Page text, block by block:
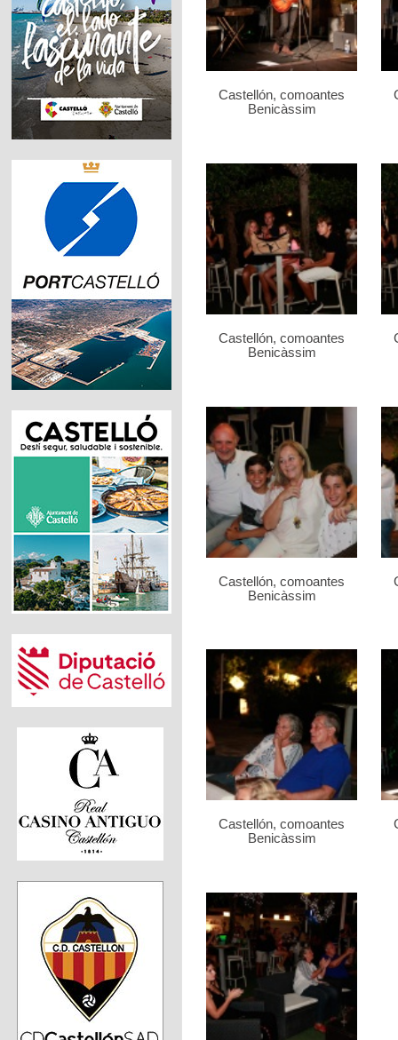
Castellón, comoantes
Benicàssim
Castellón, comoantes
Benicàssim
Castellón, comoantes
Benicàssim
Castellón, comoantes
Benicàssim